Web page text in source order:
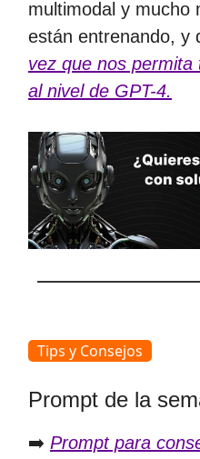
multimodal y mucho
están entrenando, y
vez que nos
al nivel de GPT-4.
Tips y Consejos
Prompt de la
➡️ Prompt para